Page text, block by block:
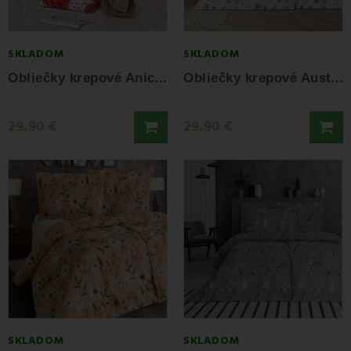
SKLADOM
O
bliečky krepové Anica EMI
29,90 €
SKLADOM
O
bliečky krepové Austin EMI
29,90 €
SKLADOM SKLADOM